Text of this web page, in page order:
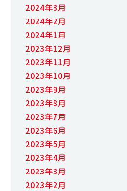
2024年3月
2024年2月
2024年1月
2023年12月
2023年11月
2023年10月
2023年9月
2023年8月
2023年7月
2023年6月
2023年5月
2023年4月
2023年3月
2023年2月